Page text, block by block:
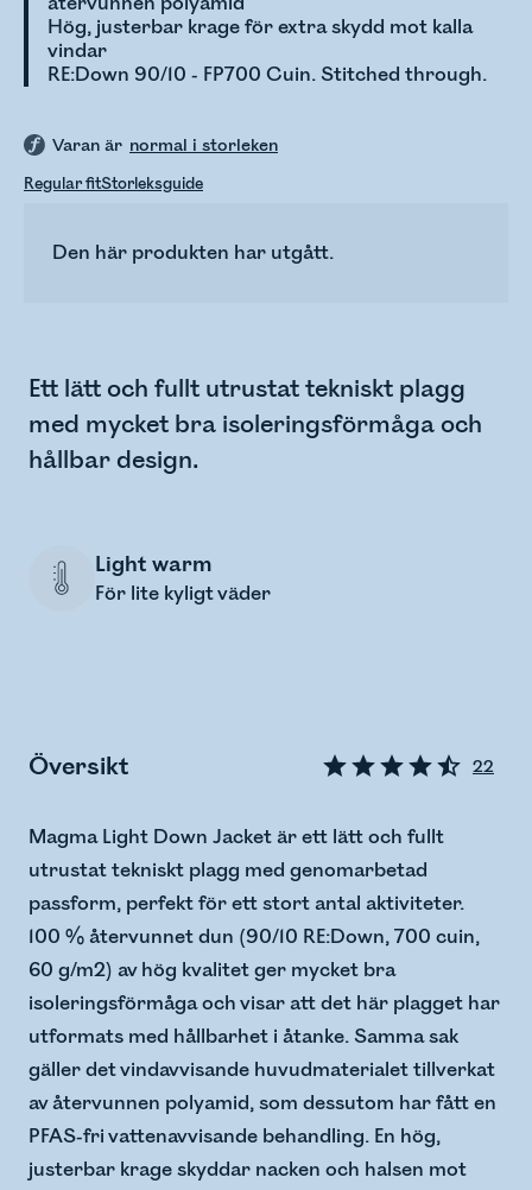
Hög, justerbar krage för extra skydd mot kalla
vindar
RE:Down 90/10 - FP700 Cuin. Stitched through.
Varan är normal i storleken
Regular fitStorleksguide
Den här produkten har utgått.
Ett lätt och fullt utrustat tekniskt plagg
med mycket bra isoleringsförmåga och
hållbar design.
Light warm
För lite kyligt väder
Översikt 22
Magma Light Down Jacket är ett lätt och fullt
utrustat tekniskt plagg med genomarbetad
passform, perfekt för ett stort antal aktiviteter.
100 % återvunnet dun (90/10 RE:Down, 700 cuin,
60 g/m2) av hög kvalitet ger mycket bra
isoleringsförmåga och visar att det här plagget har
utformats med hållbarhet i åtanke. Samma sak
gäller det vindavvisande huvudmaterialet tillverkat
av återvunnen polyamid, som dessutom har fått en
PFAS-fri vattenavvisande behandling. En hög,
justerbar krage skyddar nacken och halsen mot